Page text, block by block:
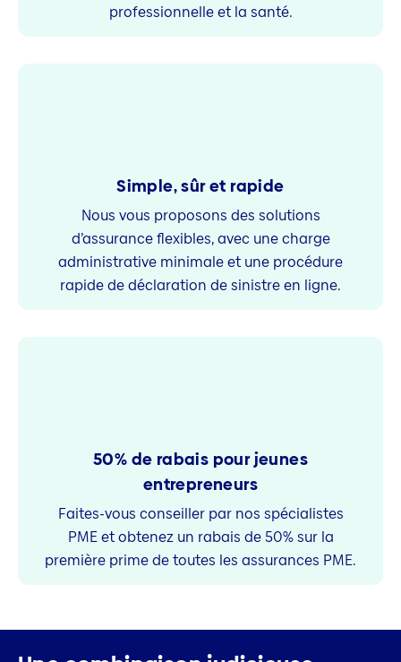
professionnelle et la santé.
Simple, sûr et rapide
Nous vous proposons des solutions
d’assurance flexibles, avec une charge
administrative minimale et une procédure
rapide de déclaration de sinistre en ligne.
50% de rabais pour jeunes
entrepreneurs
Faites-vous conseiller par nos spécialistes
PME et obtenez un rabais de 50% sur la
première prime de toutes les assurances PME.